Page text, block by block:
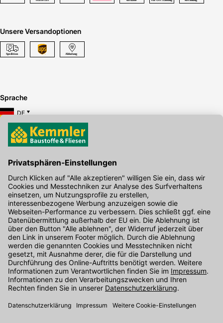
Unsere Versandoptionen
Sprache
DE
Hier gibt's die kostenlose App
Kontakt
Unser Onlineshop Team ist montags bis freitags von 08:00 - 17:00
Uhr unter der Telefonnummer07071 / 151-151für Sie erreichbar.
Alternativ können Sie unser Kontaktformular nutzen.
Den Kontakt direkt in unsere Niederlassungen finden Sie